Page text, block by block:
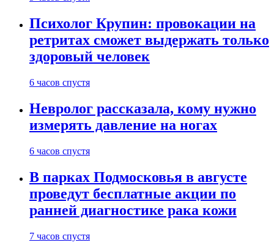
Психолог Крупин: провокации на
ретритах сможет выдержать только
здоровый человек
6 часов спустя
Невролог рассказала, кому нужно
измерять давление на ногах
6 часов спустя
В парках Подмосковья в августе
проведут бесплатные акции по
ранней диагностике рака кожи
7 часов спустя